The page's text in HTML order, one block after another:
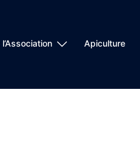
Apiculture